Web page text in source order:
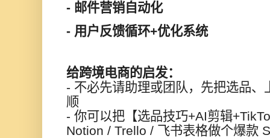
- 邮件营销自动化
- 用户反馈循环+优化系统
给跨境电商的启发：
- 不必先请助理或团队，先把选品、
顺
- 你可以把【选品技巧+AI剪辑
Notion / Trello / 飞书表格做个爆款